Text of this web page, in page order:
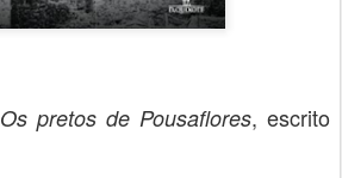
Os pretos de Pousaflores, escrito